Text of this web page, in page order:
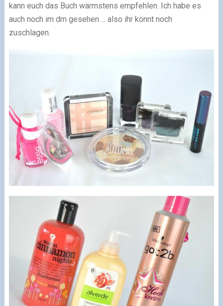
kann euch das Buch wärmstens empfehlen. Ich habe es
auch noch im dm gesehen ... also ihr könnt noch
zuschlagen.